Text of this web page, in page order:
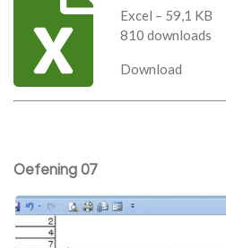
Excel – 59,1 KB
810 downloads
Download
Oefening 07